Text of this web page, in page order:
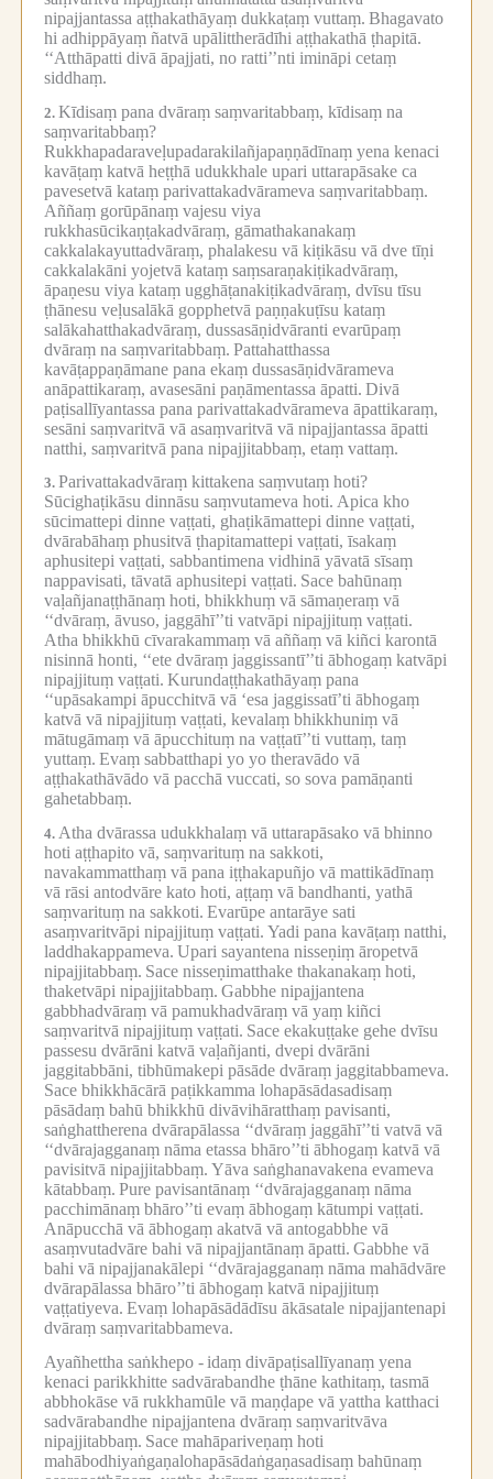
nipajjantassa aṭṭhakathāyaṃ dukkaṭaṃ vuttaṃ. Bhagavato
hi adhippāyaṃ ñatvā upālittherādīhi aṭṭhakathā ṭhapitā.
‘‘Atthāpatti divā āpajjati, no ratti’’nti imināpi cetaṃ
siddhaṃ.
2. Kīdisaṃ pana dvāraṃ saṃvaritabbaṃ, kīdisaṃ na
saṃvaritabbaṃ?
Rukkhapadaraveḷupadarakilañjapaṇṇādīnaṃ yena kenaci
kavāṭaṃ katvā heṭṭhā udukkhale upari uttarapāsake ca
pavesetvā kataṃ parivattakadvārameva saṃvaritabbaṃ.
Aññaṃ gorūpānaṃ vajesu viya
rukkhasūcikaṇṭakadvāraṃ, gāmathakanakaṃ
cakkalakayuttadvāraṃ, phalakesu vā kiṭikāsu vā dve tīṇi
cakkalakāni yojetvā kataṃ saṃsaraṇakiṭikadvāraṃ,
āpaṇesu viya kataṃ ugghāṭanakiṭikadvāraṃ, dvīsu tīsu
ṭhānesu veḷusalākā gopphetvā paṇṇakuṭīsu kataṃ
salākahatthakadvāraṃ, dussasāṇidvāranti evarūpaṃ
dvāraṃ na saṃvaritabbaṃ. Pattahatthassa
kavāṭappaṇāmane pana ekaṃ dussasāṇidvārameva
anāpattikaraṃ, avasesāni paṇāmentassa āpatti. Divā
paṭisallīyantassa pana parivattakadvārameva āpattikaraṃ,
sesāni saṃvaritvā vā asaṃvaritvā vā nipajjantassa āpatti
natthi, saṃvaritvā pana nipajjitabbaṃ, etaṃ vattaṃ.
3. Parivattakadvāraṃ kittakena saṃvutaṃ hoti?
Sūcighaṭikāsu dinnāsu saṃvutameva hoti. Apica kho
sūcimattepi dinne vaṭṭati, ghaṭikāmattepi dinne vaṭṭati,
dvārabāhaṃ phusitvā ṭhapitamattepi vaṭṭati, īsakaṃ
aphusitepi vaṭṭati, sabbantimena vidhinā yāvatā sīsaṃ
nappavisati, tāvatā aphusitepi vaṭṭati. Sace bahūnaṃ
vaḷañjanaṭṭhānaṃ hoti, bhikkhuṃ vā sāmaṇeraṃ vā
‘‘dvāraṃ, āvuso, jaggāhī’’ti vatvāpi nipajjituṃ vaṭṭati.
Atha bhikkhū cīvarakammaṃ vā aññaṃ vā kiñci karontā
nisinnā honti, ‘‘ete dvāraṃ jaggissantī’’ti ābhogaṃ katvāpi
nipajjituṃ vaṭṭati. Kurundaṭṭhakathāyaṃ pana
‘‘upāsakampi āpucchitvā vā ‘esa jaggissatī’ti ābhogaṃ
katvā vā nipajjituṃ vaṭṭati, kevalaṃ bhikkhuniṃ vā
mātugāmaṃ vā āpucchituṃ na vaṭṭatī’’ti vuttaṃ, taṃ
yuttaṃ. Evaṃ sabbatthapi yo yo theravādo vā
aṭṭhakathāvādo vā pacchā vuccati, so sova pamāṇanti
gahetabbaṃ.
4. Atha dvārassa udukkhalaṃ vā uttarapāsako vā bhinno
hoti aṭṭhapito vā, saṃvarituṃ na sakkoti,
navakammatthaṃ vā pana iṭṭhakapuñjo vā mattikādīnaṃ
vā rāsi antodvāre kato hoti, aṭṭaṃ vā bandhanti, yathā
saṃvarituṃ na sakkoti. Evarūpe antarāye sati
asaṃvaritvāpi nipajjituṃ vaṭṭati. Yadi pana kavāṭaṃ natthi,
laddhakappameva. Upari sayantena nisseṇiṃ āropetvā
nipajjitabbaṃ. Sace nisseṇimatthake thakanakaṃ hoti,
thaketvāpi nipajjitabbaṃ. Gabbhe nipajjantena
gabbhadvāraṃ vā pamukhadvāraṃ vā yaṃ kiñci
saṃvaritvā nipajjituṃ vaṭṭati. Sace ekakuṭṭake gehe dvīsu
passesu dvārāni katvā vaḷañjanti, dvepi dvārāni
jaggitabbāni, tibhūmakepi pāsāde dvāraṃ jaggitabbameva.
Sace bhikkhācārā paṭikkamma lohapāsādasadisaṃ
pāsādaṃ bahū bhikkhū divāvihāratthaṃ pavisanti,
saṅghattherena dvārapālassa ‘‘dvāraṃ jaggāhī’’ti vatvā vā
‘‘dvārajagganaṃ nāma etassa bhāro’’ti ābhogaṃ katvā vā
pavisitvā nipajjitabbaṃ. Yāva saṅghanavakena evameva
kātabbaṃ. Pure pavisantānaṃ ‘‘dvārajagganaṃ nāma
pacchimānaṃ bhāro’’ti evaṃ ābhogaṃ kātumpi vaṭṭati.
Anāpucchā vā ābhogaṃ akatvā vā antogabbhe vā
asaṃvutadvāre bahi vā nipajjantānaṃ āpatti. Gabbhe vā
bahi vā nipajjanakālepi ‘‘dvārajagganaṃ nāma mahādvāre
dvārapālassa bhāro’’ti ābhogaṃ katvā nipajjituṃ
vaṭṭatiyeva. Evaṃ lohapāsādādīsu ākāsatale nipajjantenapi
dvāraṃ saṃvaritabbameva.
Ayañhettha saṅkhepo - idaṃ divāpaṭisallīyanaṃ yena
kenaci parikkhitte sadvārabandhe ṭhāne kathitaṃ, tasmā
abbhokāse vā rukkhamūle vā maṇḍape vā yattha katthaci
sadvārabandhe nipajjantena dvāraṃ saṃvaritvāva
nipajjitabbaṃ. Sace mahāpariveṇaṃ hoti
mahābodhiyaṅgaṇalohapāsādaṅgaṇasadisaṃ bahūnaṃ